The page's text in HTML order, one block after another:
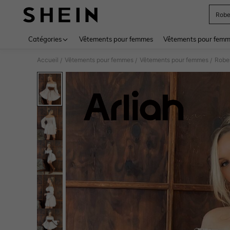
Robe
Catégories Vêtements pour femmes Vêtements pour
Accueil / Vêtements pour femmes / Vêtements pour femmes /